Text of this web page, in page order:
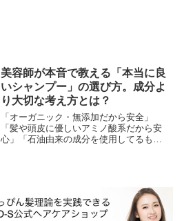
美容師が本音で教える「本当に良
いシャンプー」の選び方。成分よ
り大切な考え方とは？
「オーガニック・無添加だから安全」
「髪や頭皮に優しいアミノ酸系だから安
心」「石油由来の成分を使用してるもの